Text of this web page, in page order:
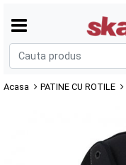
Acasa PATINE CU ROTILE